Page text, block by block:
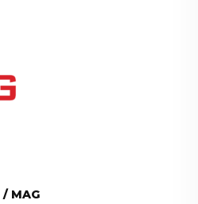
/ MAG